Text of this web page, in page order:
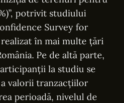
potrivit studiului
Survey for
în mai multe ţări
Pe de altă parte,
la studiu se
valorii tranzacţiilor
perioadă, nivelul de